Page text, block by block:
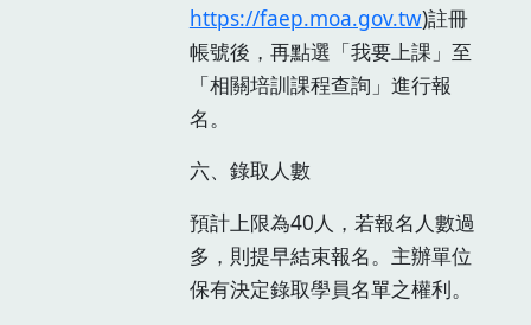
https://faep.moa.gov.tw)註冊
帳號後，再點選「我要上課」至
「相關培訓課程查詢」進行報
名。
六、錄取人數
預計上限為40人，若報名人數過
多，則提早結束報名。主辦單位
保有決定錄取學員名單之權利。